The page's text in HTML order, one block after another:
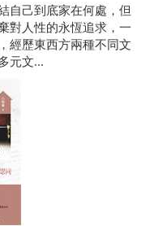
自己到底家在何處，但
對人性的永恆追求，一
經歷東西方兩種不同文
元文...